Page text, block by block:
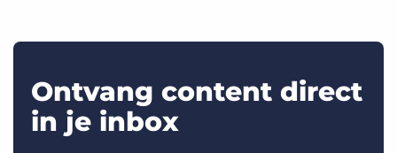
Ontvang content direct
in je inbox